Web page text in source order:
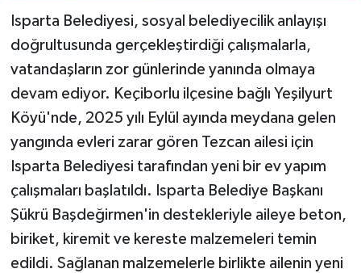
Isparta Belediyesi, sosyal belediyecilik anlayışı
doğrultusunda gerçekleştirdiği çalışmalarla,
vatandaşların zor günlerinde yanında olmaya
devam ediyor. Keçiborlu ilçesine bağlı Yeşilyurt
Köyü'nde, 2025 yılı Eylül ayında meydana gelen
yangında evleri zarar gören Tezcan ailesi için
Isparta Belediyesi tarafından yeni bir ev yapım
çalışmaları başlatıldı. Isparta Belediye Başkanı
Şükrü Başdeğirmen'in destekleriyle aileye beton,
biriket, kiremit ve kereste malzemeleri temin
edildi. Sağlanan malzemelerle birlikte ailenin yeni
İş Dünyası
Kadın
KÜLTÜR SANAT
Otomobil
POLİTİKA